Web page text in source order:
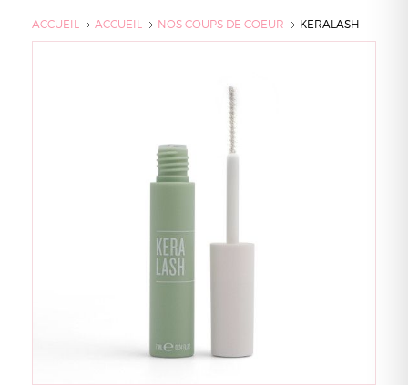
ACCUEIL ACCUEIL NOS COUPS DE COEUR KERALASH